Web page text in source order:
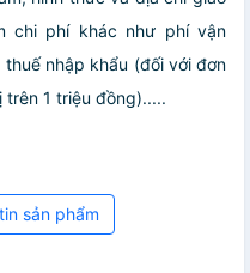
chi phí khác như phí vận
nhập khẩu (đối với đơn
1 triệu đồng).....
sản phẩm